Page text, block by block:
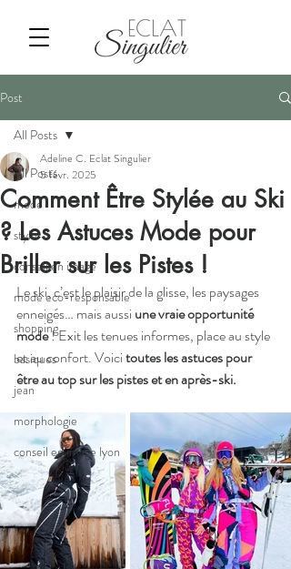
Post
All Posts
mode
style
conseil en image
mode eco-responsable
shopping
basiques
jean
morphologie
conseil en image lyon
All Posts
Comment Être Stylée au Ski
? Les Astuces Mode pour
Briller sur les Pistes !
Adeline C. Eclat Singulier
5 févr. 2025
Le ski, c’est le plaisir de la glisse, les paysages
enneigés… mais aussi une vraie opportunité
mode ! Exit les tenues informes, place au style
et au confort. Voici toutes les astuces pour
être au top sur les pistes et en après-ski.